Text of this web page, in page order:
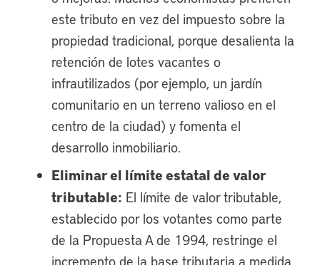
este tributo en vez del impuesto sobre la
propiedad tradicional, porque desalienta la
retención de lotes vacantes o
infrautilizados (por ejemplo, un jardín
comunitario en un terreno valioso en el
centro de la ciudad) y fomenta el
desarrollo inmobiliario.
Eliminar el límite estatal de valor
tributable: El límite de valor tributable,
establecido por los votantes como parte
de la Propuesta A de 1994, restringe el
incremento de la base tributaria a medida